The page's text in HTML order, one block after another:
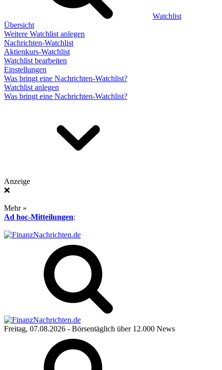
Watchlist
Übersicht
Weitere Watchlist anlegen
Nachrichten-Watchlist
Aktienkurs-Watchlist
Watchlist bearbeiten
Einstellungen
Was bringt eine Nachrichten-Watchlist?
Watchlist anlegen
Was bringt eine Nachrichten-Watchlist?
Anzeige
❌
Mehr »
Ad hoc-Mitteilungen:
Freitag, 07.08.2026 - Börsentäglich über 12.000 News